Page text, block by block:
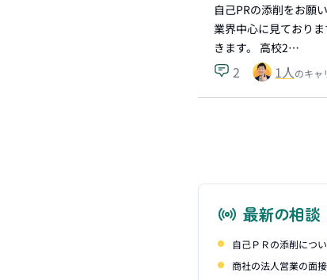
自己PRの添削をお願
業界中心に見ており
きます。 高校2…
2 1人のキャ
最新の相談
自己ＰＲの添削につ
商社の法人営業の面